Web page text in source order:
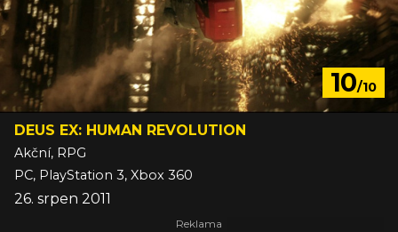
10/10
DEUS EX: HUMAN REVOLUTION
Akční, RPG
PC, PlayStation 3, Xbox 360
26. srpen 2011